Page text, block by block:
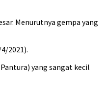
Menurutnya gempa yang
2021).
yang sangat kecil